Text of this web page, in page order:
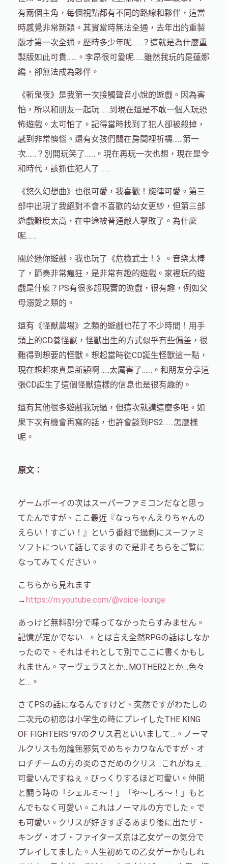
有兩個主角，每個視點都有不同的路線和夥伴，這當
時感覺非常新穎。其實當時無法全通，去年出的重製
版才第一次全通。歷時多少年呢……？這就是為什麼重
製版如此可貴……。李昂很可愛呢……雖然我玩的是蓮娜
編，卻無法成為夥伴。
《斬鬼夜》是我第一次接觸聲音小說的遊戲。因為害
怕，所以和朋友一起玩……到現在還是不敢一個人玩恐
怖遊戲。太可怕了。記得當時找到了犯人卻被殺掉，
感到非常懊惱。還有女孩們關在房間裡祈禱……第一
次……？別開玩笑了……。現在再玩一次也想，現在是令
和時代，該抓住犯人了……
《悠久幻想曲》也很可愛，我喜歡！旋律可愛。第三
部中出現了我絕對不會不喜歡的幼女更紗，但第三部
遊戲難度太高，在中途被普通敵人擊敗了。為什麼
呢……
關於迷你遊戲，我也玩了《危機武士！》。音樂太棒
了，節奏非常瘋狂，是非常有趣的遊戲。家裡玩的遊
戲是什麼？PS有很多超現實的遊戲，很有趣，例如父
母溺愛之類的。
還有《怪獸農場》之類的遊戲也花了不少時間！用手
頭上的CD養怪獸，怪獸出生的方式似乎有些偏差，很
難得到想要的怪獸。想起當時從CD誕生怪獸這一點，
現在想起來真是新穎啊……太厲害了……。和朋友分享這
張CD誕生了這個怪獸這樣的信息也是很有趣的。
還有其他很多遊戲我玩過，但這次就講這麼多吧。如
果下次有機會再寫的話，也許會談到PS2……怎麼樣
呢。
原文：
ゲームボーイの次はスーパーファミコンだなと思っ
てたんですが、ここ最近『なっちゃんえりちゃんの
えらい！すごい！』という番組で過剰にスーファミ
ソフトについて話してますので是非そちらをご覧に
なってみてください。
こちらから見れます
→ https://m.youtube.com/@voice-lounge
あっけど無料部分で喋ってなかったらすみません。
記憶が定かでない…。とは言え全然RPGの話はしなか
ったので、それはそれとして別でここに書くかもし
れません。マーヴェラスとか…MOTHER2とか…色々
と…。
さてPSの話になるんですけど、突然ですがわたしの
二次元の初恋は小学生の時にプレイしたTHE KING
OF FIGHTERS ’97のクリス君といいまして…。ノーマ
ルクリスも勿論無邪気でめちゃカワなんですが、オ
ロチチームの方の炎のさだめのクリス…これがねぇ…
可愛いんですねぇ。びっくりするほど可愛い。仲間
と闘う時の「シェルミ〜！」「や〜しろ〜！」もと
んでもなく可愛い。これはノーマルの方でした。で
も可愛い。クリスが好きすぎるあまり後に出たザ・
キング・オブ・ファイターズ京は乙女ゲーの気分で
プレイしてました。人生初めての乙女ゲーかもしれ